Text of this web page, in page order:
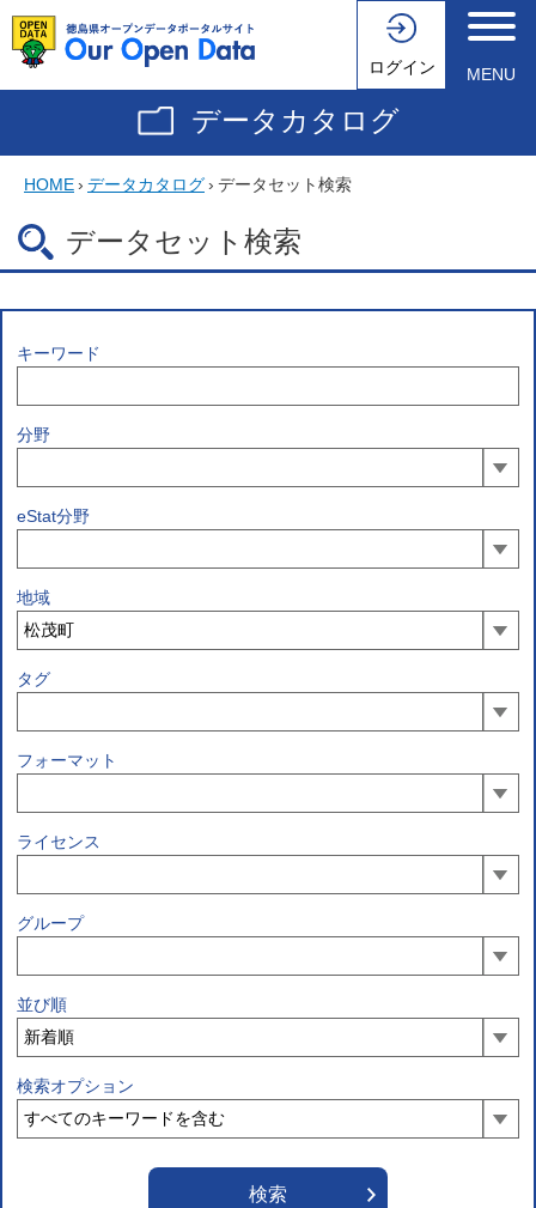
ログイン MENU
データカタログ
HOME› データカタログ› データセット検索
データセット検索
キーワード
分野
eStat分野
地域
タグ
フォーマット
ライセンス
グループ
並び順
検索オプション